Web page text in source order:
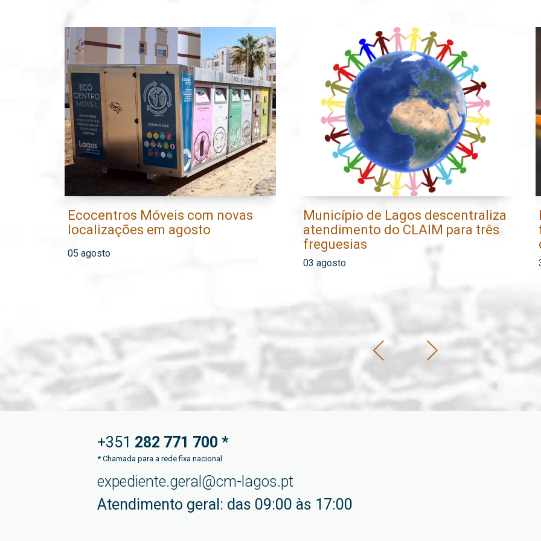
Ecocentros Móveis com novas
localizações em agosto
05 agosto
Município de Lagos descentraliza
atendimento do CLAIM para três
freguesias
03 agosto
+351 282 771 700 *
*Chamada para a rede fixa nacional
expediente.geral@cm-lagos.pt
Atendimento geral: das 09:00 às 17:00